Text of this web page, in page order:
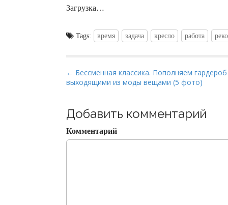
Загрузка…
Tags: время задача кресло работа
P
o
t
n
a
← Бессменная классика. Пополняем
выходящими из моды вещами (5 фото)
Добавить комментарий
Комментарий